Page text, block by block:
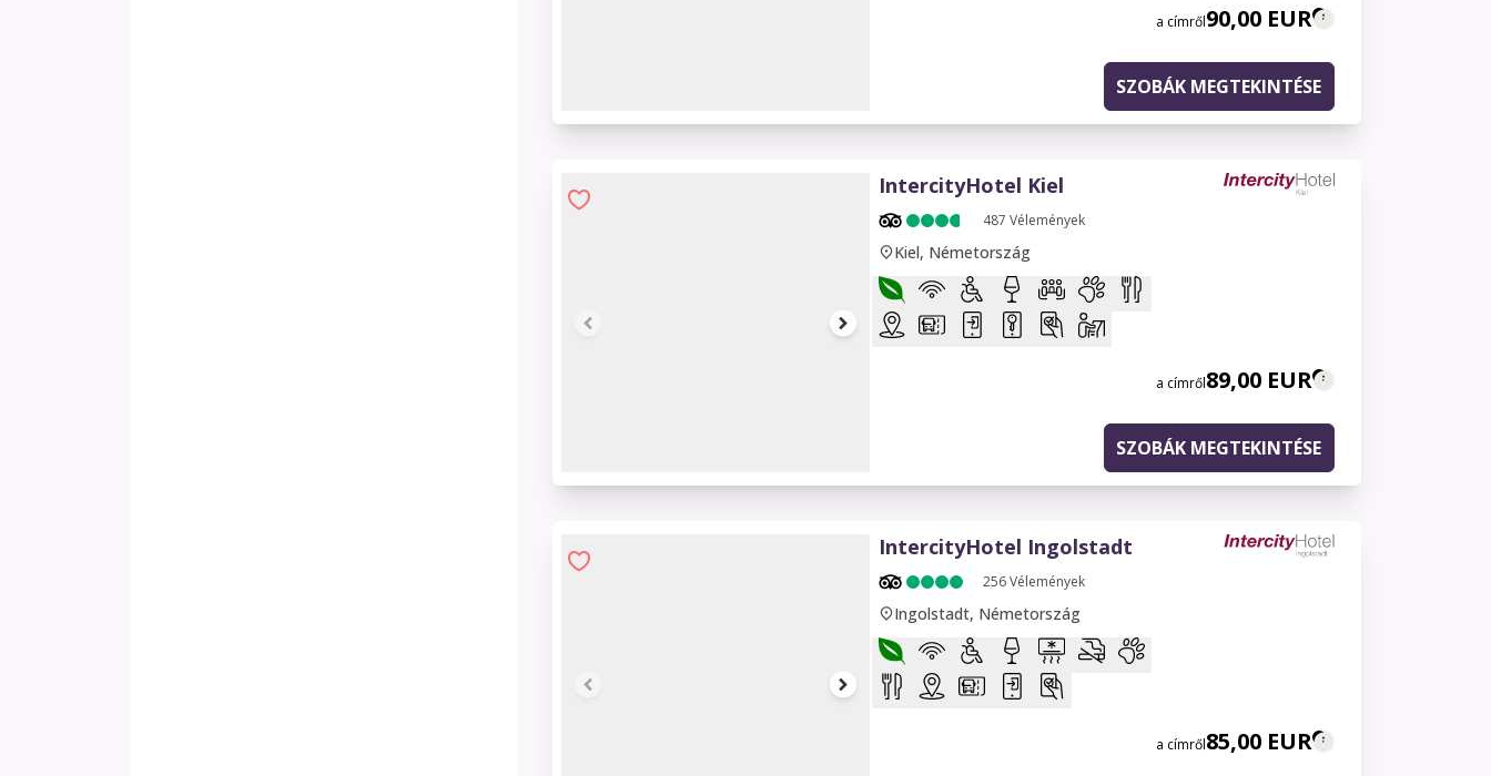
1 of 8
a címről90,00 EUR
SZOBÁK MEGTEKINTÉSE
1 of 8
IntercityHotel Kiel
487 Vélemények
Kiel, Németország
a címről89,00 EUR
SZOBÁK MEGTEKINTÉSE
IntercityHotel Ingolstadt
256Vélemények
Ingolstadt, Németország
a címről85,00 EUR